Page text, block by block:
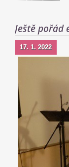
Ještě pořád
17. 1. 2022